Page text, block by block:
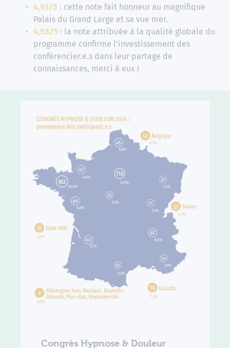
4,93/5 : cette note fait honneur au magnifique
Palais du Grand Large et sa vue mer.
4,58/5 : la note attribuée à la qualité globale du
programme confirme l'investissement des
conférencier.e.s dans leur partage de
connaissances, merci à eux !
Congrès Hypnose & Douleur